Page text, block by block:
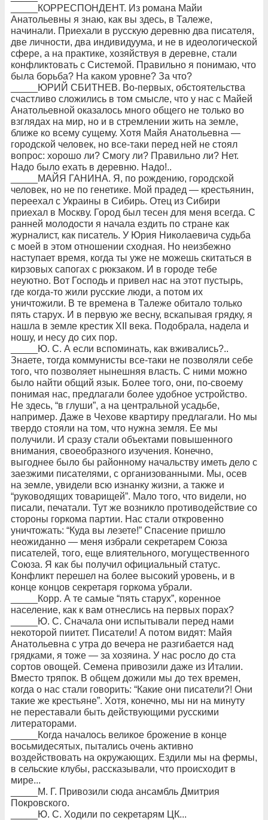
_____КОРРЕСПОНДЕНТ. Из романа Майи
Анатольевны я знаю, как вы здесь, в Талеже,
начинали. Приехали в русскую деревню два писателя,
две личности, два индивидуума, и не в идеологической
сфере, а на практике, хозяйствуя в деревне, стали
конфликтовать с Системой. Правильно я понимаю, что
была борьба? На каком уровне? За что?
_____ЮРИЙ СБИТНЕВ. Во-первых, обстоятельства
счастливо сложились в том смысле, что у нас с Майей
Анатольевной оказалось много общего не только во
взглядах на мир, но и в стремлении жить на земле,
ближе ко всему сущему. Хотя Майя Анатольевна —
городской человек, но все-таки перед ней не стоял
вопрос: хорошо ли? Смогу ли? Правильно ли? Нет.
Надо было ехать в деревню. Надо!..
_____МАЙЯ ГАНИНА. Я, по рождению, городской
человек, но не по генетике. Мой прадед — крестьянин,
переехал с Украины в Сибирь. Отец из Сибири
приехал в Москву. Город был тесен для меня всегда. С
ранней молодости я начала ездить по стране как
журналист, как писатель. У Юрия Николаевича судьба
с моей в этом отношении сходная. Но неизбежно
наступает время, когда ты уже не можешь скитаться в
кирзовых сапогах с рюкзаком. И в городе тебе
неуютно. Вот Господь и привел нас на этот пустырь,
где когда-то жили русские люди, а потом их
уничтожили. В те времена в Талеже обитало только
пять старух. И в первую же весну, вскапывая грядку, я
нашла в земле крестик XII века. Подобрала, надела и
ношу, и несу до сих пор.
_____Ю. С. А если вспоминать, как вживались?..
Знаете, тогда коммунисты все-таки не позволяли себе
того, что позволяет нынешняя власть. С ними можно
было найти общий язык. Более того, они, по-своему
понимая нас, предлагали более удобное устройство.
Не здесь, “в глуши”, а на центральной усадьбе,
например. Даже в Чехове квартиру предлагали. Но мы
твердо стояли на том, что нужна земля. Ее мы
получили. И сразу стали объектами повышенного
внимания, своеобразного изучения. Конечно,
выгоднее было бы районному начальству иметь дело с
заезжими писателями, с организованными. Мы, осев
на земле, увидели всю изнанку жизни, а также и
“руководящих товарищей”. Мало того, что видели, но
писали, печатали. Тут же возникло противодействие со
стороны горкома партии. Нас стали откровенно
уничтожать: “Куда вы лезете!” Спасение пришло
неожиданно — меня избрали секретарем Союза
писателей, того, еще влиятельного, могущественного
Союза. Я как бы получил официальный статус.
Конфликт перешел на более высокий уровень, и в
конце концов секретаря горкома убрали.
_____Корр. А те самые “пять старух”, коренное
население, как к вам отнеслись на первых порах?
_____Ю. С. Сначала они испытывали перед нами
некоторой пиитет. Писатели! А потом видят: Майя
Анатольевна с утра до вечера не разгибается над
грядками, я тоже — за хозяина. У нас росло до ста
сортов овощей. Семена привозили даже из Италии.
Вместо тряпок. В общем дожили мы до тех времен,
когда о нас стали говорить: “Какие они писатели?! Они
такие же крестьяне”. Хотя, конечно, мы ни на минуту
не переставали быть действующими русскими
литераторами.
_____Когда началось великое брожение в конце
восьмидесятых, пытались очень активно
воздействовать на окружающих. Ездили мы на фермы,
в сельские клубы, рассказывали, что происходит в
мире...
_____М. Г. Привозили сюда ансамбль Дмитрия
Покровского.
_____Ю. С. Ходили по секретарям ЦК...